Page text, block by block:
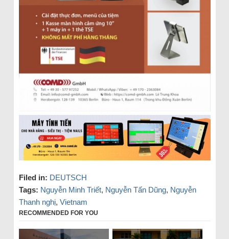
Filed in: DEUTSCH
Tags: Nguyễn Minh Triết, Nguyễn Tấn Dũng, Nguyễn
Thanh nghị, Vietnam
RECOMMENDED FOR YOU